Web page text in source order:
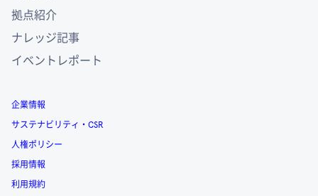
拠点紹介
ナレッジ記事
イベントレポート
企業情報
サステナビリティ・CSR
人権ポリシー
採用情報
利用規約